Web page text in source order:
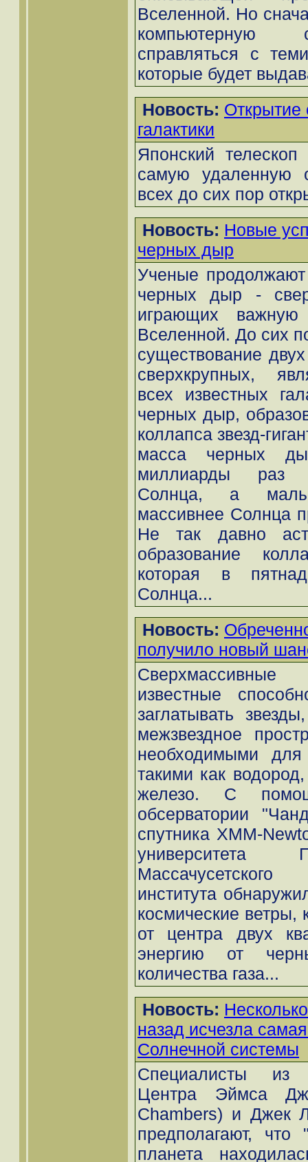
Вселенной. Но
компьютерную
справляться с
которые будет
Новость: Открытие
галактики
Японский
самую удаленную
всех до сих пор
Новость: Новые
черных дыр
Ученые
черных дыр -
играющих
Вселенной. До сих
существование
сверхкрупных,
всех известных
черных дыр,
коллапса звезд-
масса черных
миллиарды раз
Солнца, а
массивнее Солнца
Не так давно
образование
которая в
Солнца...
Новость:
получило новый
известные
заглатывать
межзвездное
необходимыми
такими как
железо. С
обсерватории
спутника XMM-
университета
Массачусетского
института
космические ветры,
от центра двух
энергию от
количества газа...
Новость:
назад исчезла
Солнечной системы
Специалисты из
Центра Эймса
Chambers) и Джек
предполагают,
планета